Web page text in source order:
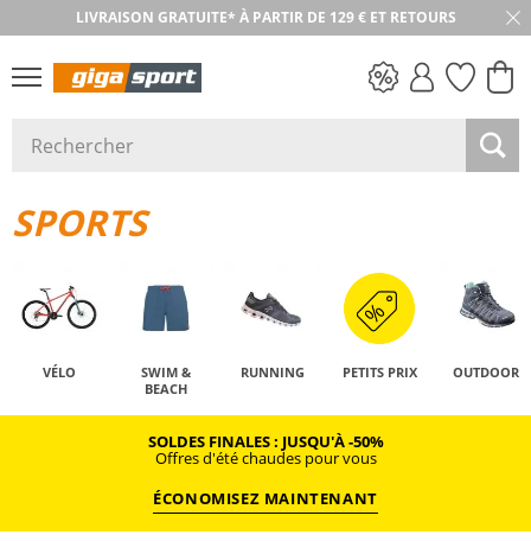
LIVRAISON GRATUITE* À PARTIR DE 129 € ET RETOURS
SPORTS
VÉLO
SWIM &
BEACH
RUNNING PETITS PRIX OUTDOOR
SOLDES FINALES : JUSQU'À -50%
Offres d'été chaudes pour vous
ÉCONOMISEZ MAINTENANT